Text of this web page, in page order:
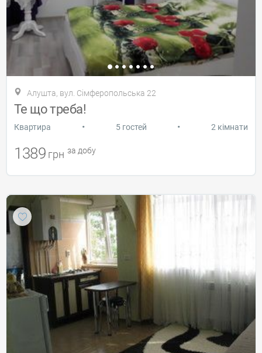
Алушта, вул. Сімферопольська 22
Те що треба!
Квартира • 5 гостей • 2 кімнати
1389 грн за добу